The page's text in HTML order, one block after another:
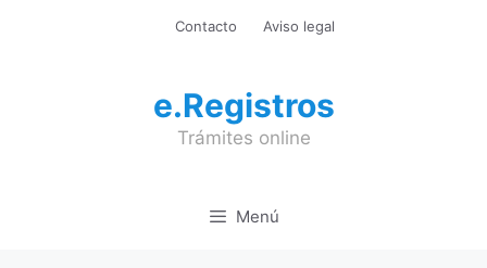
Contacto Aviso legal
e.Registros
Trámites online
Menú